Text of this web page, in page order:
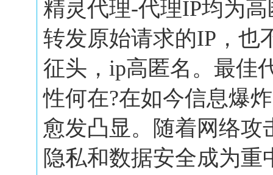
精灵代理-代理IP均为
转发原始请求的IP，也
征头，ip高匿名。最佳
性何在?在如今信息爆
愈发凸显。随着网络攻
隐私和数据安全成为